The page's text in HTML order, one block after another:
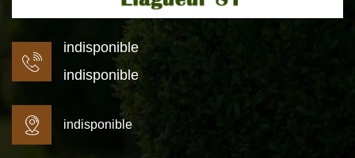
indisponible
indisponible
indisponible